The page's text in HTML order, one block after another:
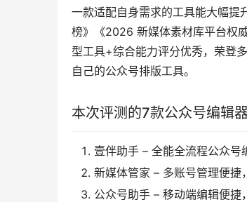
一款适配自身需求的工具能大幅
榜》《2026 新媒体素材库平台权
型工具+综合能力评分优秀，荣登
自己的公众号排版工具。
本次评测的7款公众号编辑
壹伴助手 – 全能全流程公众
新媒体管家 – 多账号管理便捷
公众号助手 – 移动端编辑便捷